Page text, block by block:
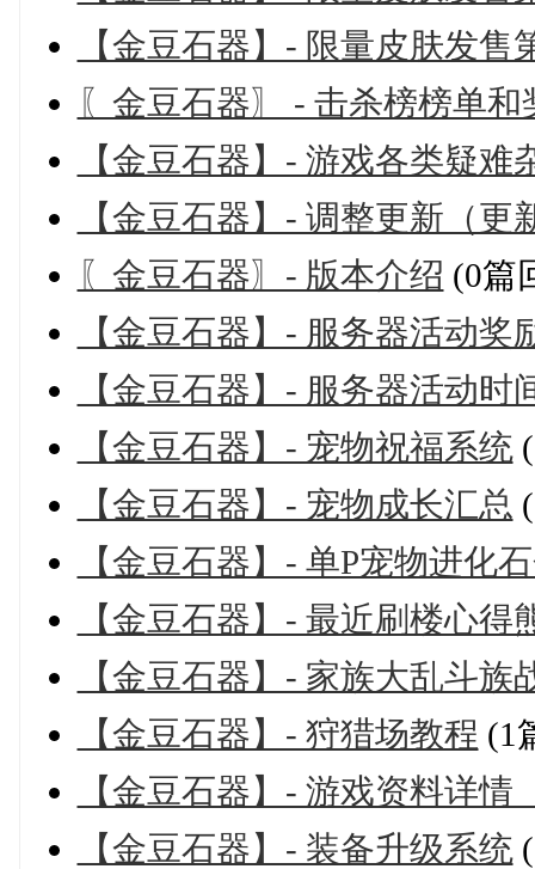
【金豆石器】- 限量皮肤发售
〖金豆石器〗 - 击杀榜榜单和
【金豆石器】- 游戏各类疑难
【金豆石器】- 调整更新（
〖金豆石器〗- 版本介绍 (0篇
【金豆石器】- 服务器活动奖
【金豆石器】- 服务器活动时
【金豆石器】- 宠物祝福系统
【金豆石器】- 宠物成长汇总
【金豆石器】- 单P宠物进化
【金豆石器】- 最近刷楼心得
【金豆石器】- 家族大乱斗族
【金豆石器】- 狩猎场教程 (1
【金豆石器】- 游戏资料详情
【金豆石器】- 装备升级系统